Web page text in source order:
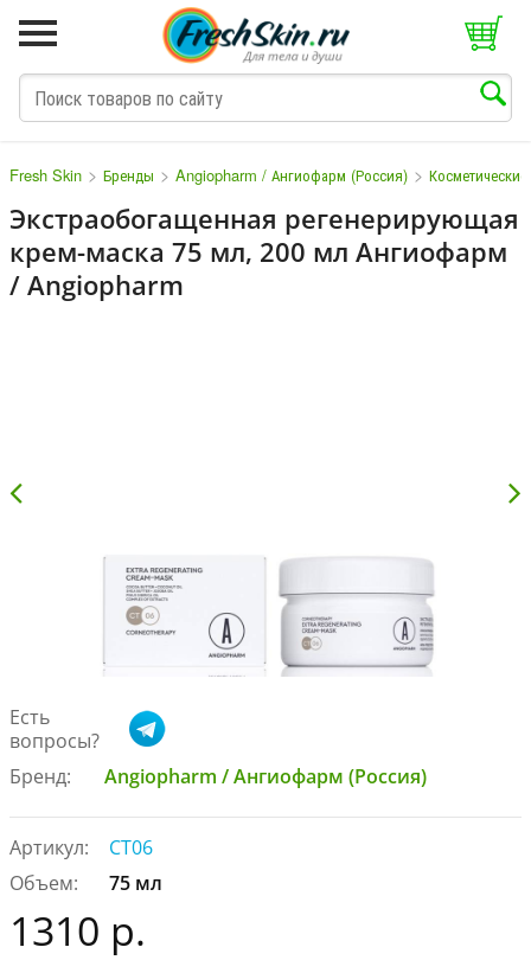
Fresh Skin > Бренды > Angiopharm / Ангиофарм (Россия) >
Экстраобогащенная регенерирующая
крем-маска 75 мл, 200 мл Ангиофарм
/ Angiopharm
Есть
вопросы?
Бренд:
Angiopharm / Ангиофарм (Россия)
Артикул:
CT06
Объем:
75 мл
1310 р.
M N O P Q